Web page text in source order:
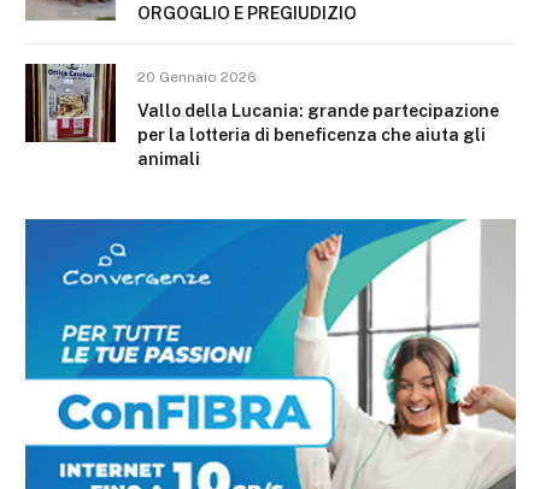
ORGOGLIO E PREGIUDIZIO
20 Gennaio 2026
Vallo della Lucania: grande partecipazione
per la lotteria di beneficenza che aiuta gli
animali